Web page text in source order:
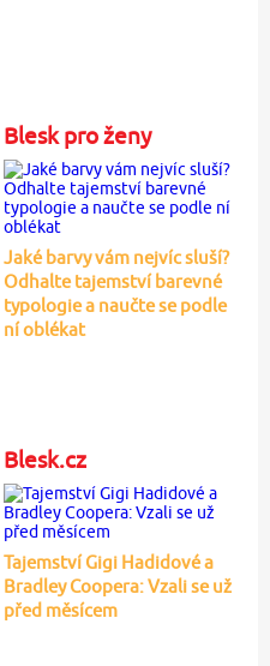
Blesk pro ženy
Jaké barvy vám nejvíc sluší?
Odhalte tajemství barevné
typologie a naučte se podle
ní oblékat
Blesk.cz
Tajemství Gigi Hadidové a
Bradley Coopera: Vzali se už
před měsícem